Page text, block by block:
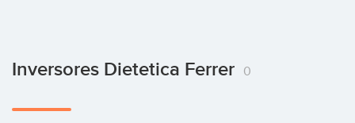
Inversores Dietetica Ferrer 0